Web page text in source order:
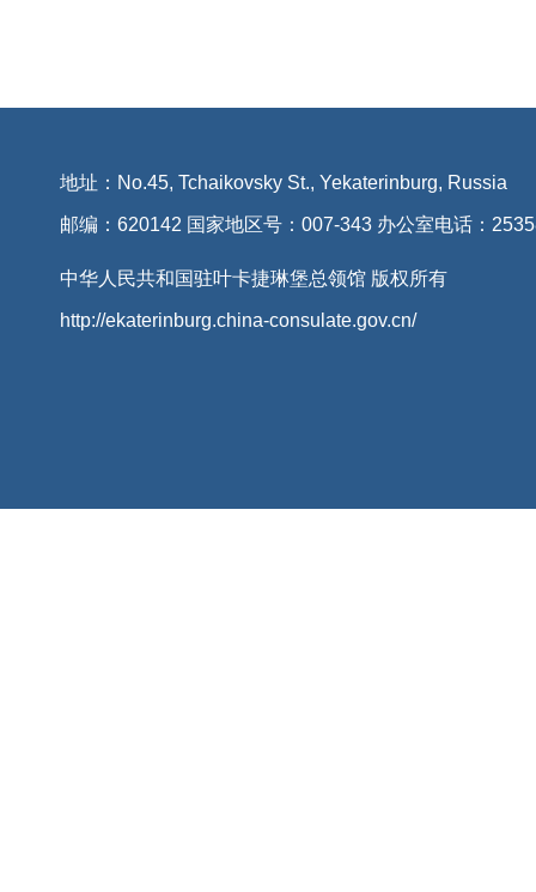
地址：No.45, Tchaikovsky St., Yekaterinburg, Russia
邮编：620142 国家地区号：007-343 办公室电话：
中华人民共和国驻叶卡捷琳堡总领馆 版权所有
http://ekaterinburg.china-consulate.gov.cn/